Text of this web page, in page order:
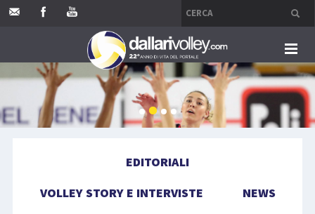
HOME
EDITORIALI
VOLLEY STORY E INTERVISTE
NEWS